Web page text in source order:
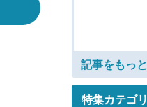
記事をもっ
特集カテゴ